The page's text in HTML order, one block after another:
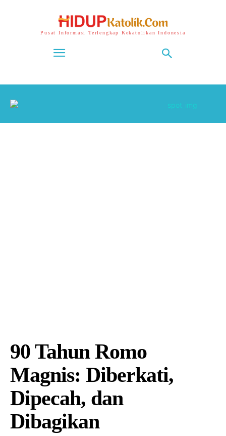
Pusat Informasi Terlengkap Kekatolikan Indonesia
90 Tahun Romo
Magnis: Diberkati,
Dipecah, dan
Dibagikan